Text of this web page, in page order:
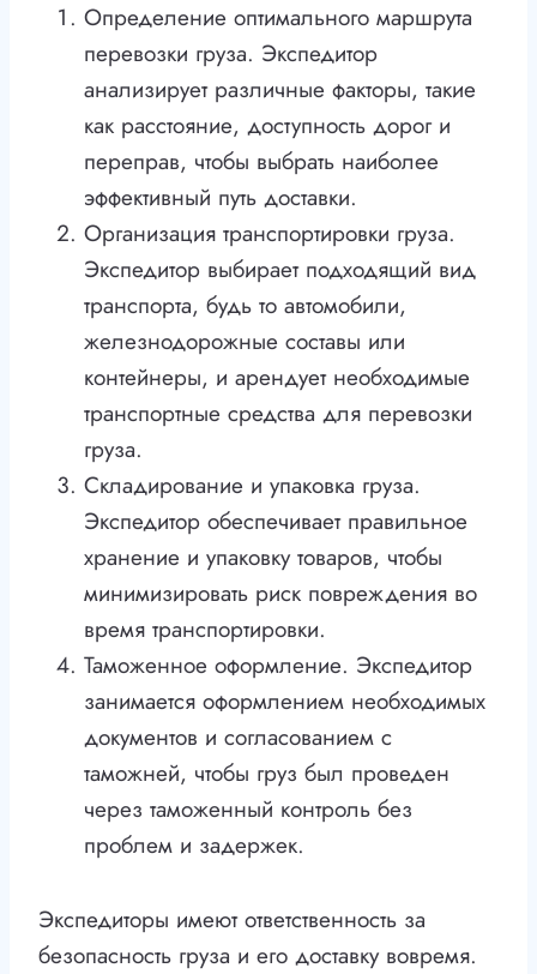
Определение оптимального маршрута
перевозки груза. Экспедитор
анализирует различные факторы, такие
как расстояние, доступность дорог и
переправ, чтобы выбрать наиболее
эффективный путь доставки.
Организация транспортировки груза.
Экспедитор выбирает подходящий вид
транспорта, будь то автомобили,
железнодорожные составы или
контейнеры, и арендует необходимые
транспортные средства для перевозки
груза.
Складирование и упаковка груза.
Экспедитор обеспечивает правильное
хранение и упаковку товаров, чтобы
минимизировать риск повреждения во
время транспортировки.
Таможенное оформление. Экспедитор
занимается оформлением необходимых
документов и согласованием с
таможней, чтобы груз был проведен
через таможенный контроль без
проблем и задержек.
Экспедиторы имеют ответственность за
безопасность груза и его доставку вовремя.